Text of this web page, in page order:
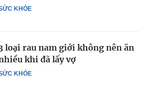
KHỎE
KHỎE
loại rau nam giới không nên ăn
khi đã lấy vợ